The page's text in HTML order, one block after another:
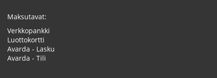
Maksutavat:
Verkkopankki
Luottokortti
Avarda - Lasku
Avarda - Tili